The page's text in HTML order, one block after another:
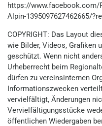
https://www.facebook.com/
Alpin-1395097627462665/
COPYRIGHT: Das Layout
wie Bilder, Videos, Grafiken
geschützt. Wenn nicht
Urheberrecht beim
dürfen zu vereinsinternen
Informationszwecken
vervielfältigt, Änderungen
Vervielfältigungsstücke
öffentlichen Wiedergaben